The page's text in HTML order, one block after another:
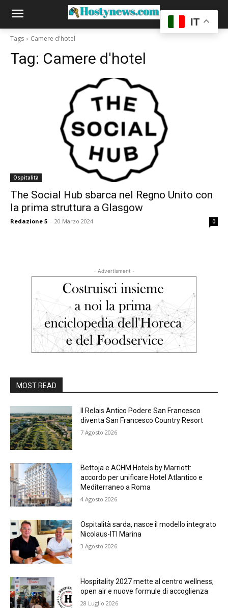
Tags Camere d'hotel
Tag: Camere d'hotel
Ospitalità
The Social Hub sbarca nel Regno Unito con
la prima struttura a Glasgow
Redazione 5 - 20 Marzo 2024 0
- Advertisment -
MOST READ
Il Relais Antico Podere San Francesco
diventa San Francesco Country Resort
7 Agosto 2026
Bettoja e ACHM Hotels by Marriott:
accordo per unificare Hotel Atlantico e
Mediterraneo a Roma
4 Agosto 2026
Ospitalità sarda, nasce il modello integrato
Nicolaus-ITI Marina
3 Agosto 2026
Hospitality 2027 mette al centro wellness,
open air e nuove formule di accoglienza
28 Luglio 2026
IT